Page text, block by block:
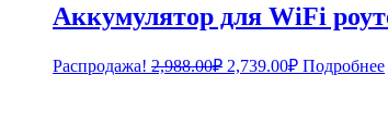
Аккумулятор для WiFi
Распродажа! 2,988.00₽ Первоначальная
2,739.00₽Текущая
цена:
Подробнее